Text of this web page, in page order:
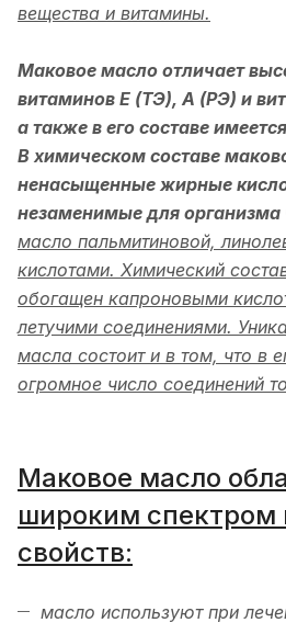
вещества и витамины.
Маковое масло отличает
витаминов Е (ТЭ), А (РЭ) и
а также в его составе
В химическом составе
ненасыщенные жирные
незаменимые для организма
масло пальмитиновой,
кислотами. Химический
обогащен капроновыми
летучими соединениями.
масла состоит и в том, что в
огромное число соединений
Маковое масло
широким спектром
свойств:
масло используют при